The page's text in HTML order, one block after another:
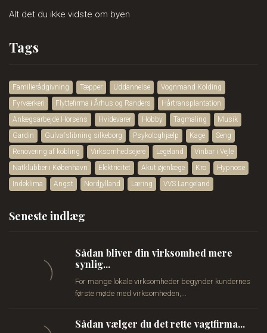
Alt det du ikke vidste om byen
Tags
Familierådgivning Tæpper Uddannelse
Vognmand Kolding
Fyrværkeri
Flyttefirma i Århus og Randers
Hårtransplantation
Anlægsarbejde Horsens
Hvidevarer Hobby Tagmaling
Musik
Gardin
Gulvafslibning silkeborg Psykologhjælp Kage
Seng
Renovering af kobling
Virksomhedsejere Legeland
Vinbar i Vejle
Natklubber i København
Elektricitet Akut øjenlæge Kro
Hypnose
Indeklima
Angst Nordjylland Læring VVS Langeland
Seneste indlæg
Sådan bliver din virksomhed mere
synlig...
For mange lokale virksomheder begynder kundernes
første møde med virksomheden,...
Sådan vælger du det rette vagtfirma...